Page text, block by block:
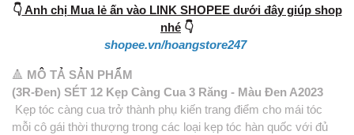
👇Anh chị Mua lẻ ấn vào LINK SHOPEE dưới đây giúp shop
nhé 👇
shopee.vn/hoangstore247
🔺 MÔ TẢ SẢN PHẨM
(3R-Đen) SÉT 12 Kẹp Càng Cua 3 Răng - Màu Đen A2023
Kẹp tóc càng cua trở thành phụ kiến trang điểm cho mái tóc
mỗi cô gái thời thượng trong các loại kẹp tóc hàn quốc với đủ